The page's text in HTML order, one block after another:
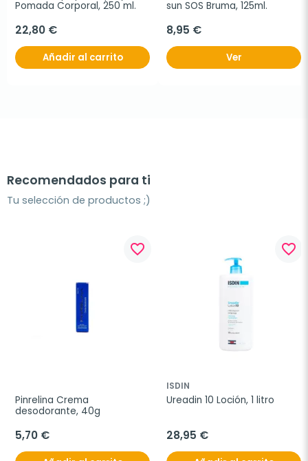
Pomada Corporal, 250 ml.
22,80 €
Añadir al carrito
sun SOS Bruma, 125ml.
8,95 €
Ver
Recomendados para ti
Tu selección de productos ;)
favorite_border
Pinrelina Crema
desodorante, 40g
5,70 €
favorite_border
ISDIN
Ureadin 10 Loción, 1 litro
28,95 €